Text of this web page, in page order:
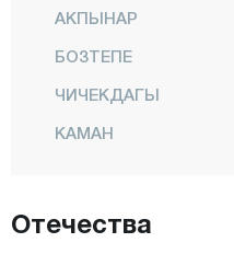
АКПЫНАР
БОЗТЕПЕ
ЧИЧЕКДАГЫ
КАМАН
Отечества